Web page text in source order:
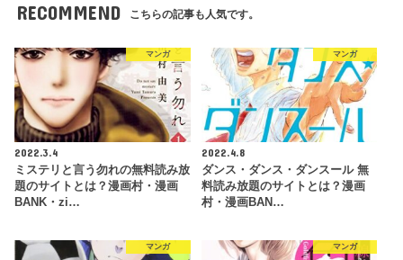
RECOMMEND こちらの記事も人気です。
マンガ
2022.3.4
ミステリと言う勿れの無料読み放
題のサイトとは？漫画村・漫画
BANK・zi…
マンガ
2022.4.8
ダンス・ダンス・ダンスール 無
料読み放題のサイトとは？漫画
村・漫画BAN…
マンガ マンガ